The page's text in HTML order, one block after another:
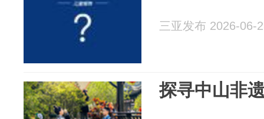
三亚发布 2026-06-
探寻中山非